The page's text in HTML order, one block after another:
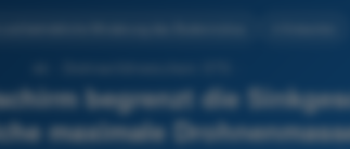
begrenzt die
maximale